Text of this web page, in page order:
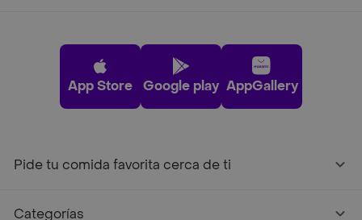
App Store Google play AppGallery
Pide tu comida favorita cerca de ti
Categorías